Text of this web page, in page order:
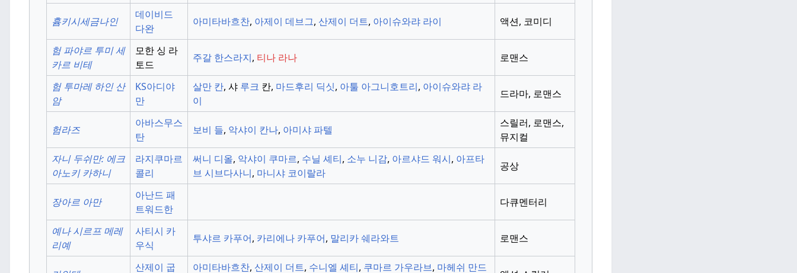
흄키시세금나인
데이비드
다완
아미타바흐찬, 아제이 데브그, 산제이 더트, 아이슈와랴 라이 액션, 코미디
험 파야르 투미 세
카르 비테
모한 싱 라
토드
주갈 한스라지, 티나 라나 로맨스
험 투마레 하인 산
암
KS아디야
만
살만 칸, 샤 루크 칸, 마드후리 딕싯, 아툴 아그니호트리, 아이슈와랴 라
이
드라마, 로맨스
험라즈
아바스무스
탄
보비 들, 악샤이 칸나, 아미샤 파텔
스릴러, 로맨스,
뮤지컬
자니 두쉬만: 에크
아노키 카하니
라지쿠마르
콜리
써니 디올, 악샤이 쿠마르, 수닐 셰티, 소누 니감, 아르샤드 워시, 아프타
브 시브다사니, 마니샤 코이랄라
공상
장아르 아만
아난드 패
트워드한
다큐멘터리
예나 시르프 메레
리예
사티시 카
우식
투샤르 카푸어, 카리에나 카푸어, 말리카 쉐라와트 로맨스
산제이 굽 아미타바흐찬, 산제이 더트, 수니엘 셰티, 쿠마르 가우라브, 마헤쉬 만드